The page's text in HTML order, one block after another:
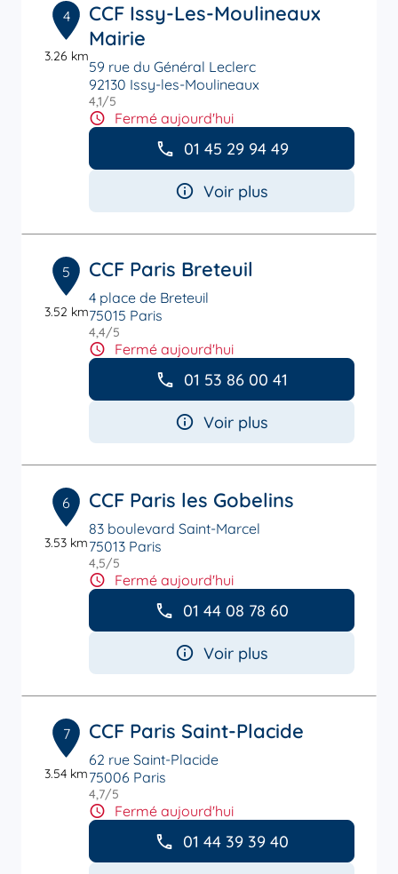
4
3.26 km
CCF Issy-Les-Moulineaux
Mairie
59 rue du Général Leclerc
92130 Issy-les-Moulineaux
4,1/5
Fermé aujourd'hui
01 45 29 94 49
Voir plus
5
3.52 km
CCF Paris Breteuil
4 place de Breteuil
75015 Paris
4,4/5
Fermé aujourd'hui
01 53 86 00 41
Voir plus
6
3.53 km
CCF Paris les Gobelins
83 boulevard Saint-Marcel
75013 Paris
4,5/5
Fermé aujourd'hui
01 44 08 78 60
Voir plus
7
3.54 km
CCF Paris Saint-Placide
62 rue Saint-Placide
75006 Paris
4,7/5
Fermé aujourd'hui
01 44 39 39 40